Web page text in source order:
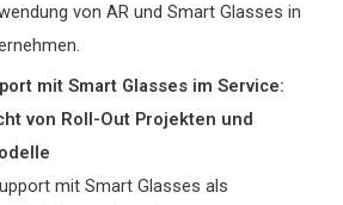
von AR und Smart Glasses in
mit Smart Glasses im Service:
von Roll-Out Projekten und
mit Smart Glasses als